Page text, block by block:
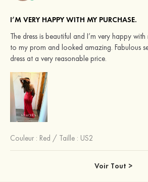
I’M VERY HAPPY WITH MY PURCHASE.
The dress is beautiful and I’m very happy
to my prom and looked amazing. Fabulous
dress at a very reasonable price.
Couleur : Red / Taille : US2
Voir Tout >